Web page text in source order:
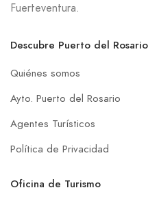
Fuerteventura.
Descubre Puerto del Rosario
Quiénes somos
Ayto. Puerto del Rosario
Agentes Turísticos
Política de Privacidad
Oficina de Turismo